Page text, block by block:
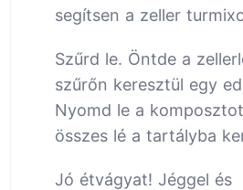
segítsen a zeller
Szűrd le. Öntde a
szűrőn keresztül egy
Nyomd le a
összes lé a tartályba
Jó étvágyat! Jéggel és